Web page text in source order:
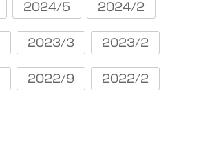
2024/5 2024/2
2023/3 2023/2
2022/9 2022/2